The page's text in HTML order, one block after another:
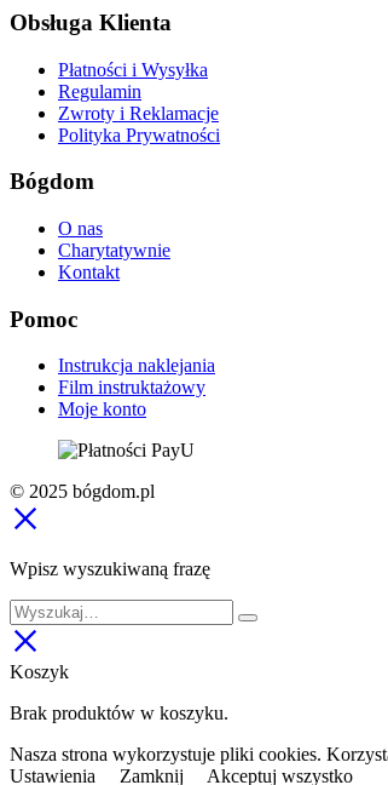
Obsługa Klienta
Płatności i Wysyłka
Regulamin
Zwroty i Reklamacje
Polityka Prywatności
Bógdom
O nas
Charytatywnie
Kontakt
Pomoc
Instrukcja naklejania
Film instruktażowy
Moje konto
© 2025 bógdom.pl
Wpisz wyszukiwaną frazę
Koszyk
Brak produktów w koszyku.
Nasza strona wykorzystuje pliki cookies.
Ustawienia
Zamknij Akceptuj wszystko